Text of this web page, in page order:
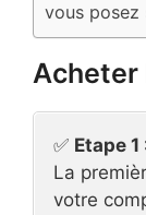
vous posez
Acheter
✅ Etape 1
La
votre